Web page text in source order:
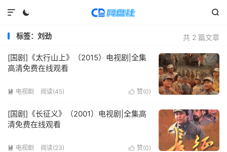
 

共 2 篇文章
标签：刘劲
[国剧]《太行山上》（2015）电视剧|全集
高清免费在线观看
 赞(0)
 电视剧 阅读(45)
[国剧]《长征义》（2001）电视剧|全集高
清免费在线观看
 赞(0)
 电视剧 阅读(23)